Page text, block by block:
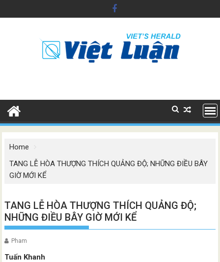
to
Home
TANG LỄ HÒA THƯỢNG THÍCH QUẢNG ĐỘ; NHỮNG ĐIỀU BÂY
GIỜ MỚI KỂ
TANG LỄ HÒA THƯỢNG THÍCH QUẢNG ĐỘ;
NHỮNG ĐIỀU BÂY GIỜ MỚI KỂ
Pham
Tuấn Khanh